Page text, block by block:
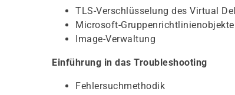
TLS-Verschlüsselung des Virtual
Microsoft-
Image-Verwaltung
Einführung in das Troubleshooting
Fehlersuchmethodik